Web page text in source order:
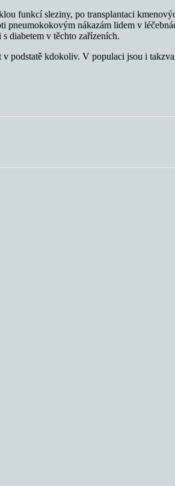
funkcí sleziny, po transplantaci
nákazám lidem v
diabetem v těchto zařízeních.
v podstatě kdokoliv. V populaci jsou i